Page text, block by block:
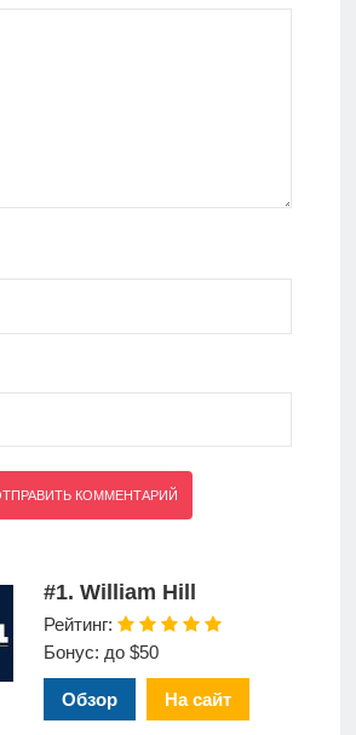
#1. William Hill
Рейтинг:
Бонус: до $50
Обзор На сайт